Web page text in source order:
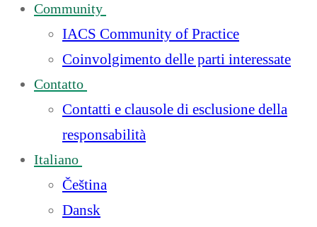
Community
IACS Community of Practice
Coinvolgimento delle parti interessate
Contatto
Contatti e clausole di esclusione della
responsabilità
Italiano
Čeština
Dansk